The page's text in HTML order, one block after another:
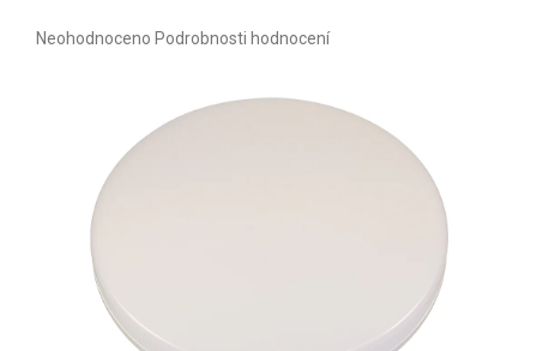
Průměrné hodnocení produktu je 0,0 z 5 hvězdiček.
Neohodnoceno Podrobnosti hodnocení